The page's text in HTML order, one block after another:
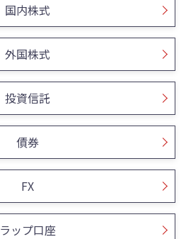
国内株式
外国株式
投資信託
債券
FX
ラップ口座